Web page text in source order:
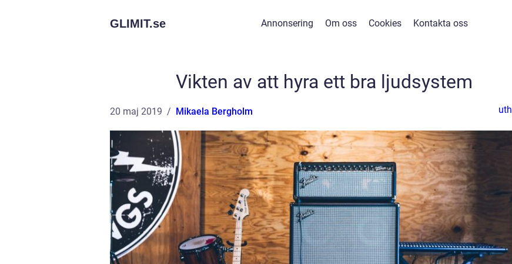
GLIMIT.se Annonsering Om oss Cookies Kontakta oss
Vikten av att hyra ett bra ljudsystem
20 maj 2019 Mikaela Bergholm